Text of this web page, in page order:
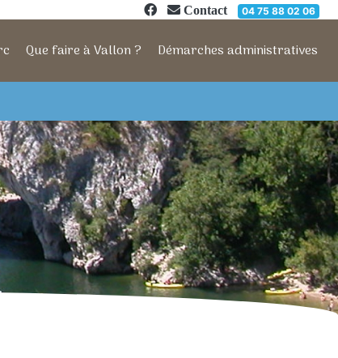
Contact 04 75 88 02 06
Que faire à Vallon ? Démarches administratives